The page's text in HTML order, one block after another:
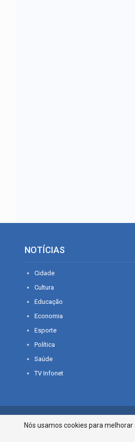
NOTÍCIAS
Cidade
Cultura
Educação
Economia
Esporte
Política
Saúde
TV Infonet
© 2026 - O que é notícia em Sergipe.
Nós usamos cookies para